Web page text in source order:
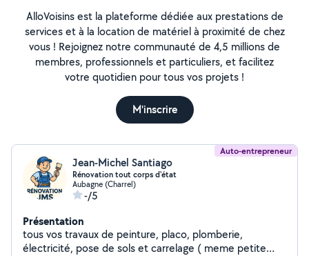
AlloVoisins est la plateforme dédiée aux prestations de
services et à la location de matériel à proximité de chez
vous ! Rejoignez notre communauté de 4,5 millions de
membres, professionnels et particuliers, et facilitez
votre quotidien pour tous vos projets !
M'inscrire
Auto-entrepreneur
Jean-Michel Santiago
Rénovation tout corps d'état
Aubagne (Charrel)
-/5
Présentation
tous vos travaux de peinture, placo, plomberie,
électricité, pose de sols et carrelage ( meme petite